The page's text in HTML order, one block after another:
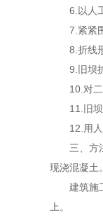
6.以人
7.紧紧
8.折线
9.旧坝
10.对
11.旧
12.用
三、方
现浇混凝土
建筑施
上。